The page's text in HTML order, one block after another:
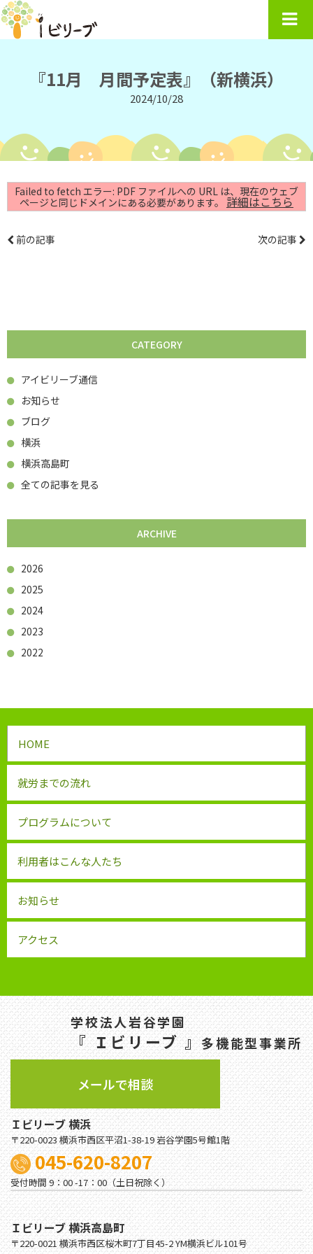
『11月 月間予定表』（新横浜）
2024/10/28
Failed to fetch エラー: PDF ファイルへの URL は、現在のウェブ
ページと同じドメインにある必要があります。 詳細はこちら
前の記事 次の記事
CATEGORY
アイビリーブ通信
お知らせ
ブログ
横浜
横浜高島町
全ての記事を見る
ARCHIVE
2026
2025
2024
2023
2022
HOME
就労までの流れ
プログラムについて
利用者はこんな人たち
お知らせ
アクセス
学校法人岩谷学園
『 Ｉビリーブ 』多機能型事業所
メールで相談
Ｉビリーブ 横浜
〒220-0023 横浜市西区平沼1-38-19 岩谷学園5号館1階
045-620-8207
受付時間 9：00 -17：00（土日祝除く）
Ｉビリーブ 横浜高島町
〒220-0021 横浜市西区桜木町7丁目45-2 YM横浜ビル101号